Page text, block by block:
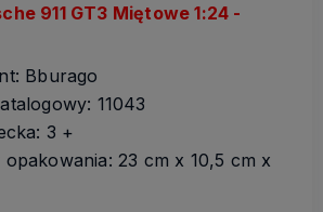
911 GT3 Miętowe 1:24 -
Bburago
11043
3 +
23 cm x 10,5 cm x